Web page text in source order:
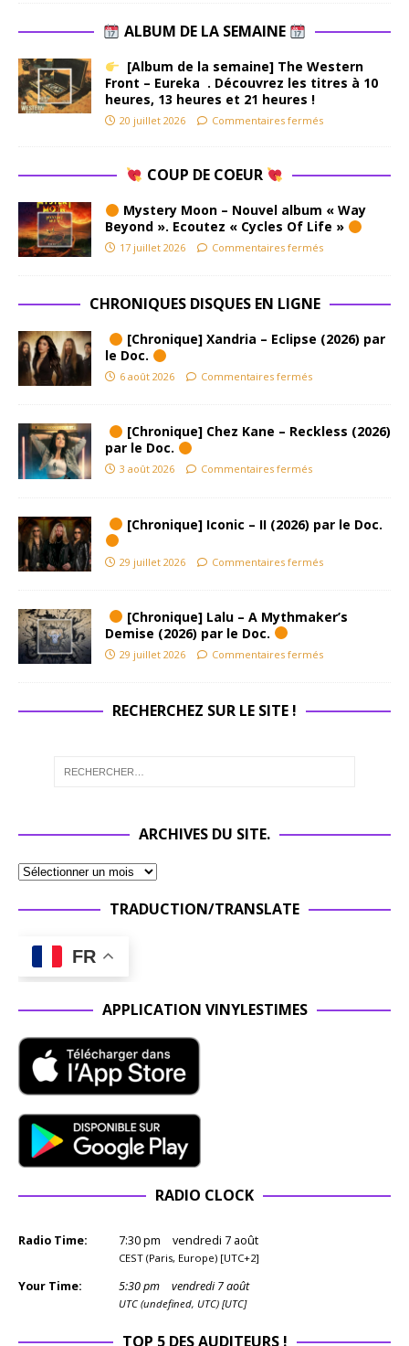
ALBUM DE LA SEMAINE
[Album de la semaine] The Western
Front – Eureka . Découvrez les titres à 10
heures, 13 heures et 21 heures !
20 juillet 2026 Commentaires fermés
COUP DE COEUR
Mystery Moon – Nouvel album « Way
Beyond ». Ecoutez « Cycles Of Life »
17 juillet 2026 Commentaires fermés
CHRONIQUES DISQUES EN LIGNE
[Chronique] Xandria – Eclipse (2026) par
le Doc.
6 août 2026 Commentaires fermés
[Chronique] Chez Kane – Reckless (2026)
par le Doc.
3 août 2026 Commentaires fermés
[Chronique] Iconic – II (2026) par le Doc.
29 juillet 2026 Commentaires fermés
[Chronique] Lalu – A Mythmaker’s
Demise (2026) par le Doc.
29 juillet 2026 Commentaires fermés
RECHERCHEZ SUR LE SITE !
ARCHIVES DU SITE.
TRADUCTION/TRANSLATE
FR
APPLICATION VINYLESTIMES
RADIO CLOCK
Radio Time: 7:30pm vendredi 7 août
CEST (Paris, Europe) [UTC+2]
Your Time: 5:30pm vendredi 7 août
UTC (undefined, UTC) [UTC]
TOP 5 DES AUDITEURS !